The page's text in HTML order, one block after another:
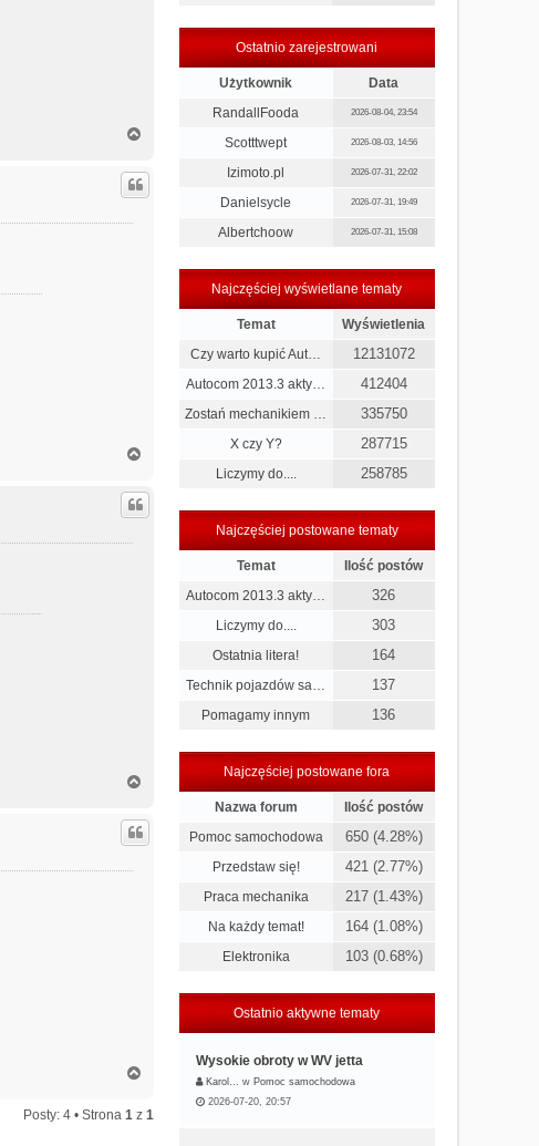
g
r
g
r
g
r
g
ó
Posty: 4 • Strona 1z 1
Ostatnio zarejestrowani
Użytkownik
Data
RandallFooda
2026-08-04, 23:54
Scotttwept 2026-08-03, 14:56
Izimoto.pl 2026-07-31, 22:02
Danielsycle 2026-07-31, 19:49
Albertchoow 2026-07-31, 15:08
Najczęściej wyświetlane tematy
Temat
Wyświetlenia
Czy warto kupić Aut…
12131072
Autocom 2013.3 akty… 412404
Zostań mechanikiem … 335750
X czy Y? 287715
Liczymy do.... 258785
Najczęściej postowane tematy
Temat
Ilość postów
Autocom 2013.3 akty…
326
Liczymy do.... 303
Ostatnia litera! 164
Technik pojazdów sa… 137
Pomagamy innym 136
Najczęściej postowane fora
Nazwa forum
Ilość postów
Pomoc samochodowa
650 (4.28%)
Przedstaw się! 421 (2.77%)
Praca mechanika 217 (1.43%)
Na każdy temat! 164 (1.08%)
Elektronika 103 (0.68%)
Ostatnio aktywne tematy
Wysokie obroty w WV jetta
Karol… w Pomoc samochodowa
2026-07-20, 20:57